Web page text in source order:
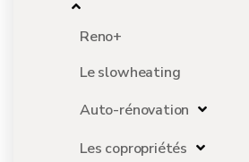
Reno+
Le slowheating
Auto-rénovation
Les copropriétés